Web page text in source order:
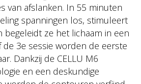
van afslanken. In 55 minuten
spanningen los, stimuleert
begeleidt ze het lichaam in een
de 3e sessie worden de eerste
Dankzij de CELLU M6
en een deskundige